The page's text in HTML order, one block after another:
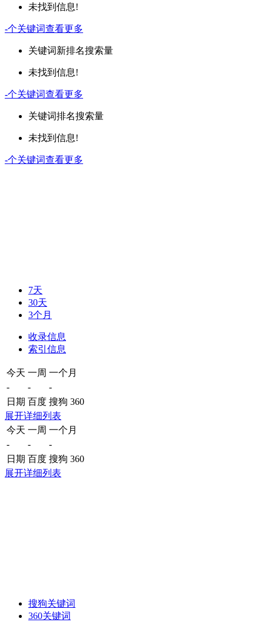
未找到信息!
-个关键词查看更多
关键词新排名搜索量
未找到信息!
-个关键词查看更多
关键词排名搜索量
未找到信息!
-个关键词查看更多
7天
30天
3个月
收录信息
索引信息
今天 一周 一个月
-
-
-
日期 百度 搜狗 360
展开详细列表
今天 一周 一个月
-
-
-
日期 百度 搜狗 360
展开详细列表
搜狗关键词
360关键词